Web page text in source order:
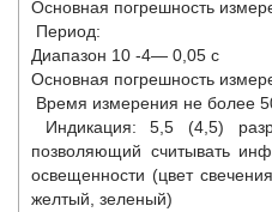
Основная погрешность
Период:
Диапазон 10 -4— 0,05 с
Основная погрешность
Время измерения не более
Индикация: 5,5 (4,5)
позволяющий считывать
освещенности (цвет
желтый, зеленый)